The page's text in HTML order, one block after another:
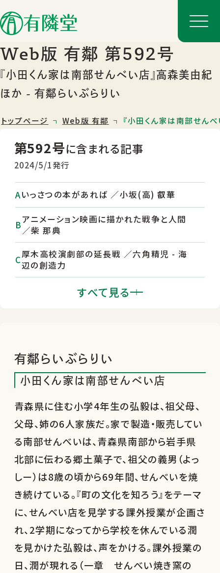
店舗一覧
店舗のご案内
Web版 有鄰 第592号
『小田くん家は南部せんべい店』高森美由紀
ほか - 有鄰らいぶらりい
トップページ Web版 有鄰 『小田くん家は南部せん
第592号に含まれる記事
2024/5/1発行
いっさつの本があれば ／小坂(高) 叡華
アニメーション映画に描かれた戦争と人間
／柴 那典
厚木高校演劇部の延長戦 ／六角精児 - 海
辺の創造力
馳星周と『フェスタ』すべて見る
有鄰らいぶらりい
小田くん家は南部せんべい店
青森県に住む小学4年生の弘毅は、祖父母、
父母、姉の6人家族だ。家で製造・販売してい
る南部せんべいは、青森県南部から岩手県
北部に伝わる郷土菓子で、祖父の義男（よっ
しー）は8歳の頃から69年間、せんべいを焼
き続けている。『町の文化を知ろう』をテーマ
に、せんべい店を見学する課外授業が企画さ
れ、2学期になってから学校を休んでいる潤
を見かけた弘毅は、声をかける。課外授業の
日、潤が現れる（一章 せんべい焼き窯の